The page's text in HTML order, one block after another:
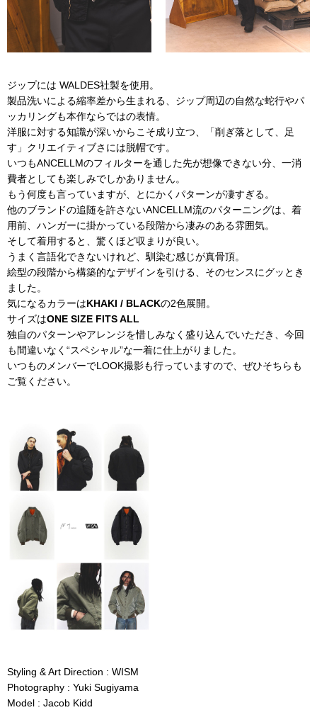
ジップには WALDES社製を使用。
製品洗いによる縮率差から生まれる、ジップ周辺の自然な蛇行やパ
ッカリングも本作ならではの表情。
洋服に対する知識が深いからこそ成り立つ、「削ぎ落として、足
す」クリエイティブさには脱帽です。
いつもANCELLMのフィルターを通した先が想像できない分、一消
費者としても楽しみでしかありません。
もう何度も言っていますが、とにかくパターンが凄すぎる。
他のブランドの追随を許さないANCELLM流のパターニングは、着
用前、ハンガーに掛かっている段階から凄みのある雰囲気。
そして着用すると、驚くほど収まりが良い。
うまく言語化できないけれど、馴染む感じが真骨頂。
絵型の段階から構築的なデザインを引ける、そのセンスにグッとき
ました。
気になるカラーはKHAKI / BLACKの2色展開。
サイズはONE SIZE FITS ALL
独自のパターンやアレンジを惜しみなく盛り込んでいただき、今回
も間違いなく“スペシャル”な一着に仕上がりました。
いつものメンバーでLOOK撮影も行っていますので、ぜひそちらも
ご覧ください。
Styling & Art Direction : WISM
Photography : Yuki Sugiyama
Model : Jacob Kidd